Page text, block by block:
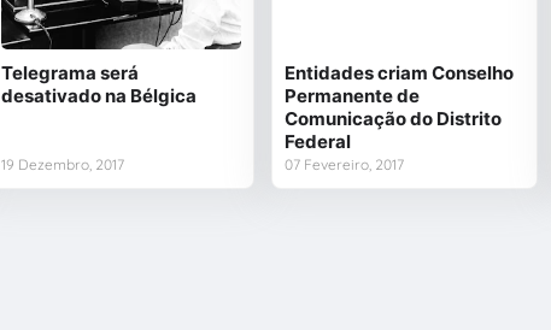
Telegrama será
desativado na Bélgica
19 Dezembro, 2017
Entidades criam Conselho
Permanente de
Comunicação do Distrito
Federal
07 Fevereiro, 2017